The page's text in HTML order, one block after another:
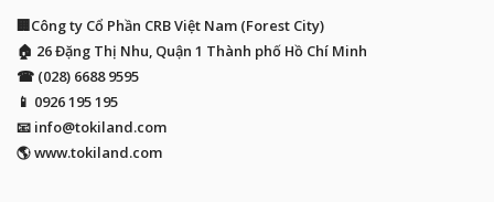
🏢Công ty Cổ Phần CRB Việt Nam (Forest City)
🏠 26 Đặng Thị Nhu, Quận 1 Thành phố Hồ Chí Minh
☎ (028) 6688 9595
📱 0926 195 195
📧 info@tokiland.com
🌎 www.tokiland.com